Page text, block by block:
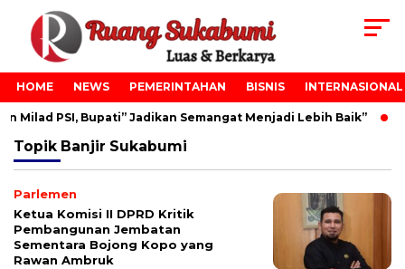
HOME NEWS PEMERINTAHAN BISNIS INTERNASIONAL
Milad PSI, Bupati” Jadikan Semangat Menjadi Lebih Baik”
Topik Banjir Sukabumi
Parlemen
Ketua Komisi II DPRD Kritik
Pembangunan Jembatan
Sementara Bojong Kopo yang
Rawan Ambruk